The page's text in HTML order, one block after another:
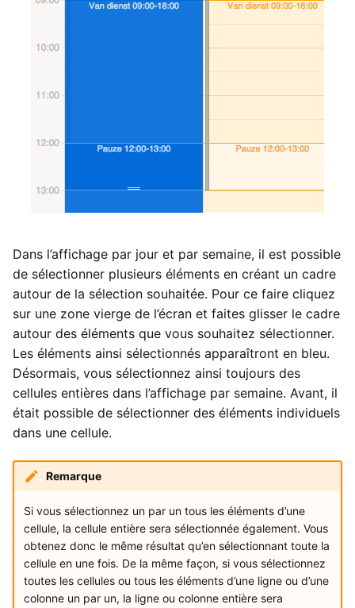
Dans l’affichage par jour et par semaine, il est possible
de sélectionner plusieurs éléments en créant un cadre
autour de la sélection souhaitée. Pour ce faire cliquez
sur une zone vierge de l’écran et faites glisser le cadre
autour des éléments que vous souhaitez sélectionner.
Les éléments ainsi sélectionnés apparaîtront en bleu.
Désormais, vous sélectionnez ainsi toujours des
cellules entières dans l’affichage par semaine. Avant, il
était possible de sélectionner des éléments individuels
dans une cellule.
Remarque
Si vous sélectionnez un par un tous les éléments d’une
cellule, la cellule entière sera sélectionnée également. Vous
obtenez donc le même résultat qu’en sélectionnant toute la
cellule en une fois. De la même façon, si vous sélectionnez
toutes les cellules ou tous les éléments d’une ligne ou d’une
colonne un par un, la ligne ou colonne entière sera